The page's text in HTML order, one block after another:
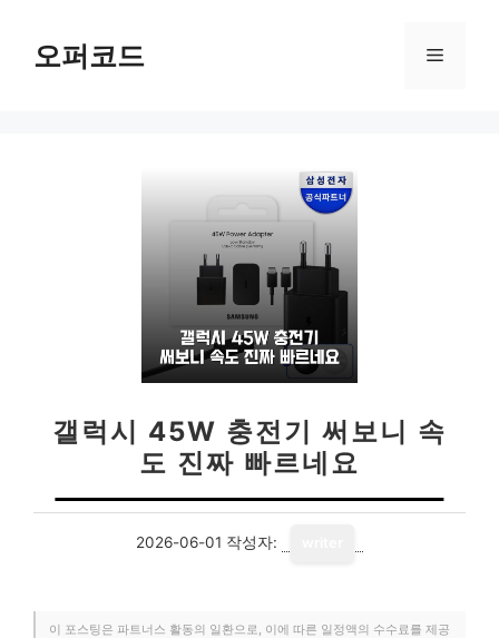
오퍼코드 메
갤럭시 45W 충전기 써보니 속
도 진짜 빠르네요
2026-06-01 작성자:
이 포스팅은 파트너스 활동의 일환으로, 이에 따른 일정액의 수수료를 제공